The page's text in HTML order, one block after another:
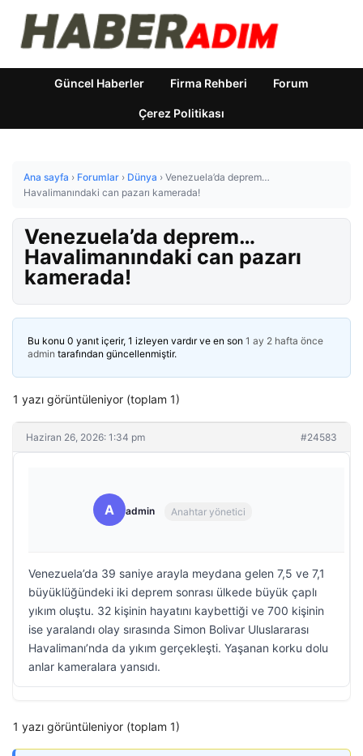
Güncel Haberler Firma Rehberi Forum
Çerez Politikası
Ana sayfa › Forumlar › Dünya › Venezuela’da deprem…
Havalimanındaki can pazarı kamerada!
Venezuela’da deprem…
Havalimanındaki can pazarı
kamerada!
Bu konu 0 yanıt içerir, 1 izleyen vardır ve en son 1 ay 2 hafta önce
admin tarafından güncellenmiştir.
1 yazı görüntüleniyor (toplam 1)
Haziran 26, 2026: 1:34 pm #24583
A admin Anahtar yönetici
Venezuela’da 39 saniye arayla meydana gelen 7,5 ve 7,1
büyüklüğündeki iki deprem sonrası ülkede büyük çaplı
yıkım oluştu. 32 kişinin hayatını kaybettiği ve 700 kişinin
ise yaralandı olay sırasında Simon Bolivar Uluslararası
Havalimanı’nda da yıkım gerçekleşti. Yaşanan korku dolu
anlar kameralara yansıdı.
1 yazı görüntüleniyor (toplam 1)